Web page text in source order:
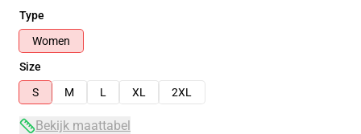
Type
Women
Size
S
M L XL 2XL
Bekijk maattabel